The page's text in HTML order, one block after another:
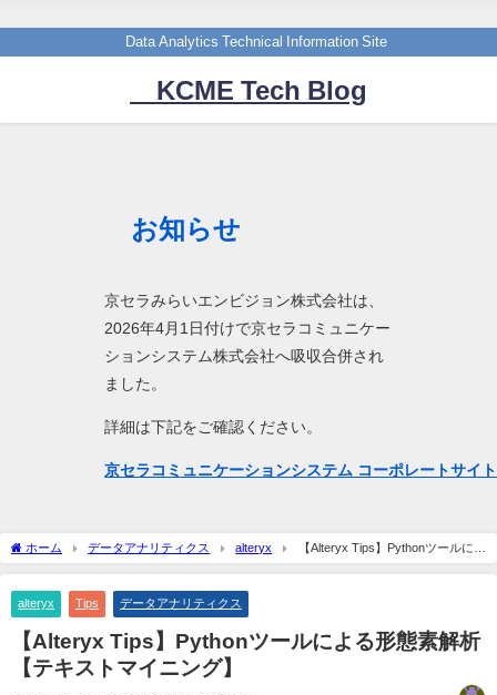
Data Analytics Technical Information Site
KCME Tech Blog
お知らせ
京セラみらいエンビジョン株式会社は、
2026年4月1日付けで京セラコミュニケー
ションシステム株式会社へ吸収合併され
ました。
詳細は下記をご確認ください。
京セラコミュニケーションシステム コーポレートサイ
ホーム データアナリティクス alteryx
【Alteryx Tips】Pythonツールによ
る形態素解析【テキストマイニング】
alteryx Tips データアナリティクス
【Alteryx Tips】Pythonツールによる形態素解析
【テキストマイニング】